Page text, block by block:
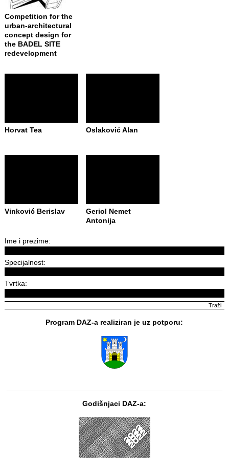
Competition for the
urban-architectural
concept design for
the BADEL SITE
redevelopment
Horvat Tea Oslaković Alan
Vinković Berislav
Geriol Nemet
Antonija
Ime i prezime:
Specijalnost:
Tvrtka:
Program DAZ-a realiziran je uz potporu:
Godišnjaci DAZ-a: